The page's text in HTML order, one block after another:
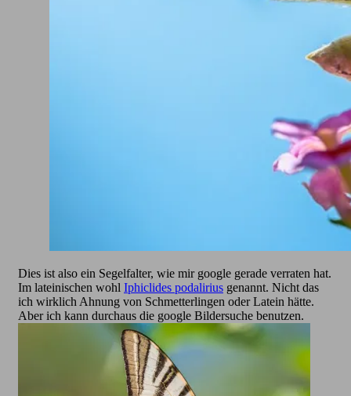
Dies ist also ein Segelfalter, wie mir google gerade verraten hat.
Im lateinischen wohl Iphiclides podalirius genannt. Nicht das
ich wirklich Ahnung von Schmetterlingen oder Latein hätte.
Aber ich kann durchaus die google Bildersuche benutzen.